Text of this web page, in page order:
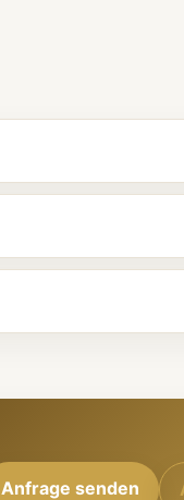
Anfrage senden